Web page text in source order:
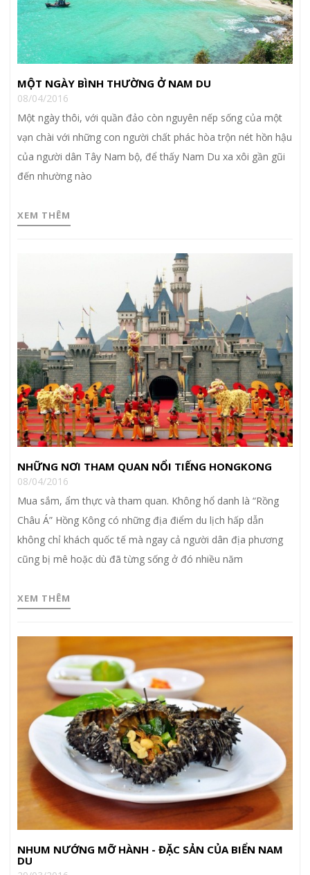
MỘT NGÀY BÌNH THƯỜNG Ở NAM DU
08/04/2016
Một ngày thôi, với quần đảo còn nguyên nếp sống của một
vạn chài với những con người chất phác hòa trộn nét hồn hậu
của người dân Tây Nam bộ, để thấy Nam Du xa xôi gần gũi
đến nhường nào
XEM THÊM
NHỮNG NƠI THAM QUAN NỔI TIẾNG HONGKONG
08/04/2016
Mua sắm, ẩm thực và tham quan. Không hổ danh là “Rồng
Châu Á” Hồng Kông có những địa điểm du lịch hấp dẫn
không chỉ khách quốc tế mà ngay cả người dân địa phương
cũng bị mê hoặc dù đã từng sống ở đó nhiều năm
XEM THÊM
NHUM NƯỚNG MỠ HÀNH - ĐẶC SẢN CỦA BIỂN NAM
DU